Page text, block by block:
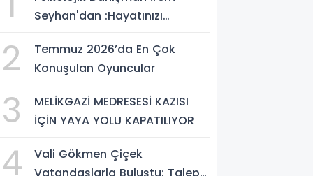
Seyhan'dan :Hayatınızı
Potansiyelinizi Keşfetmek İçin
İlk Adımı Atın!
2
Temmuz 2026’da En Çok
Konuşulan Oyuncular
3
MELİKGAZİ MEDRESESİ KAZISI
İÇİN YAYA YOLU KAPATILIYOR
4
Vali Gökmen Çiçek